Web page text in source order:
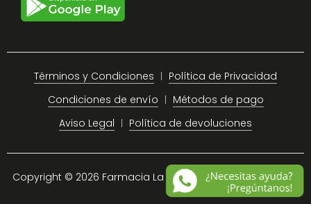
Términos y Condiciones
Política de Privacidad
Condiciones de envío
Métodos de pago
Aviso Legal
Política de devoluciones
Copyright © 2026 Farmacia La Plaza Chiclana. Site Map